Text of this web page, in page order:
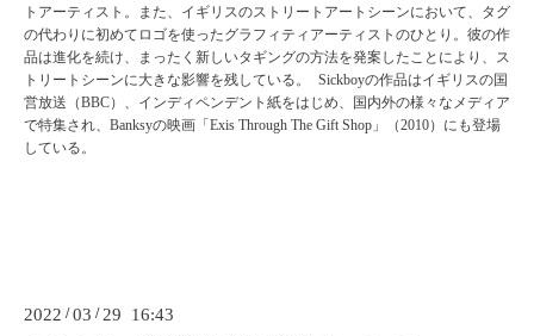
トアーティスト。また、イギリスのストリートアートシーンにおいて、タグ
の代わりに初めてロゴを使ったグラフィティアーティストのひとり。彼の作
品は進化を続け、まったく新しいタギングの⽅法を発案したことにより、ス
トリートシーンに⼤きな影響を残している。 Sickboyの作品はイギリスの国
営放送（BBC）、インディペンデント紙をはじめ、国内外の様々なメディア
で特集され、Banksyの映画「Exis Through The Gift Shop」（2010）にも登場
している。
2022 /03 /29 16:43